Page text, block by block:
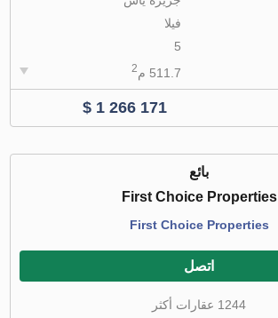
فيلا
5
511.7 م 2
$ 1 266 171
بائع
First Choice Properties
First Choice Properties
اتصل
1244 عقارات أكثر